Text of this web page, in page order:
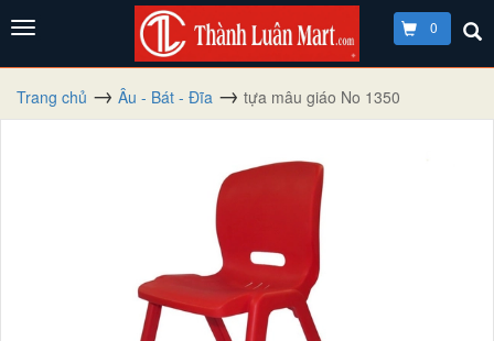
0
Trang chủ Âu - Bát - Đĩa tựa mâu giáo No 1350